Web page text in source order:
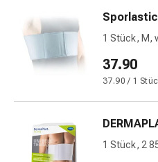
Augenhygiene
Herz
Kreislauf
Herztherapie
Rauchstopp
Sporlastic
1 Stück, M,
37.90
37.90 / 1
1 Stück, 2